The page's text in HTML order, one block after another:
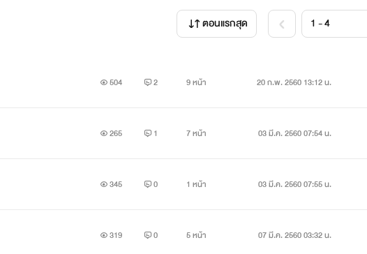
ตอนแรกสุด
504 2 9 หน้า 20 ก.พ. 2560 13:12 น.
265 1 7 หน้า 03 มี.ค. 2560 07:54 น.
345 0 1 หน้า 03 มี.ค. 2560 07:55 น.
319 0 5 หน้า 07 มี.ค. 2560 03:32 น.